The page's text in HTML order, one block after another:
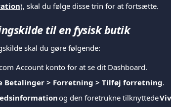
), skal du følge disse trin for at fortsætte.
til en fysisk butik
skal du gøre følgende:
Account konto for at se dit Dashboard.
Betalinger > Forretning > Tilføj forretning.
og den foretrukne tilknyttede